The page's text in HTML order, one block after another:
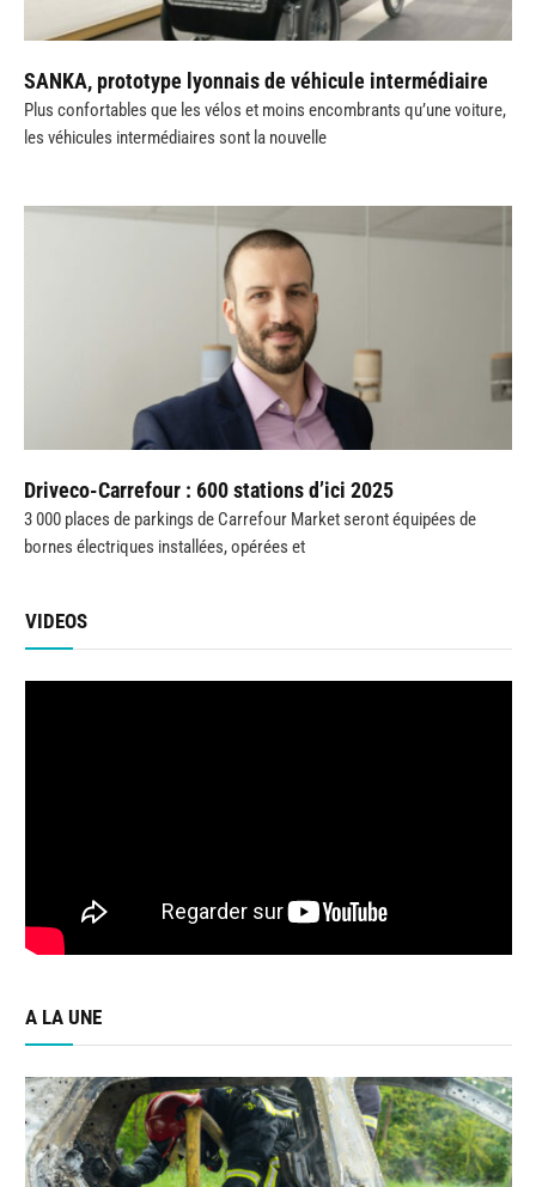
SANKA, prototype lyonnais de véhicule intermédiaire
Plus confortables que les vélos et moins encombrants qu’une voiture,
les véhicules intermédiaires sont la nouvelle
Driveco-Carrefour : 600 stations d’ici 2025
3 000 places de parkings de Carrefour Market seront équipées de
bornes électriques installées, opérées et
VIDEOS
A LA UNE